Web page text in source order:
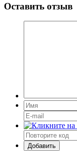
Оставить отзыв
Добавить